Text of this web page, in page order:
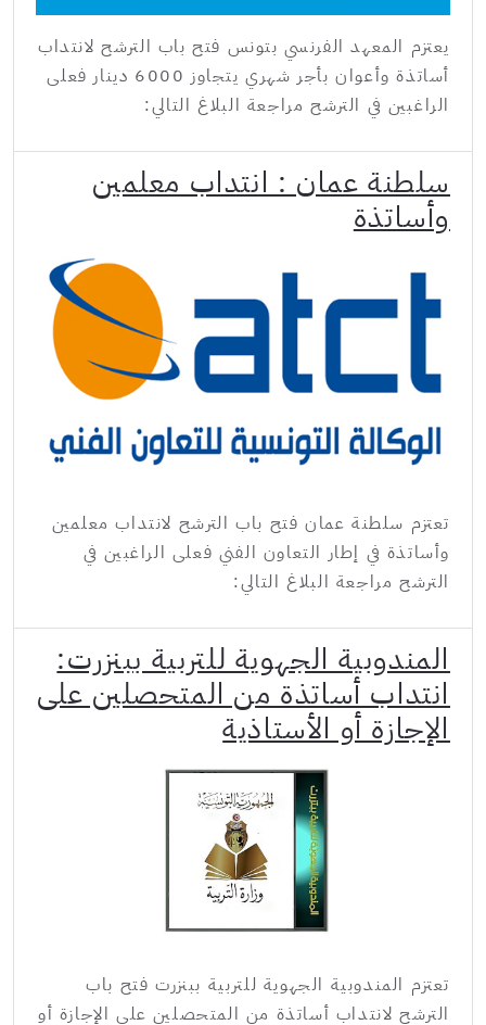
يعتزم المعهد الفرنسي بتونس فتح باب الترشح لانتداب
أساتذة وأعوان بأجر شهري يتجاوز 6000 دينار فعلى
الراغبين في الترشح مراجعة البلاغ التالي:
سلطنة عمان : انتداب معلمين
وأساتذة
تعتزم سلطنة عمان فتح باب الترشح لانتداب معلمين
وأساتذة في إطار التعاون الفني فعلى الراغبين في
الترشح مراجعة البلاغ التالي:
المندوبية الجهوية للتربية ببنزرت:
انتداب أساتذة من المتحصلين على
الإجازة أو الأستاذية
تعتزم المندوبية الجهوية للتربية ببنزرت فتح باب
الترشح لانتداب أساتذة من المتحصلين على الإجازة أو